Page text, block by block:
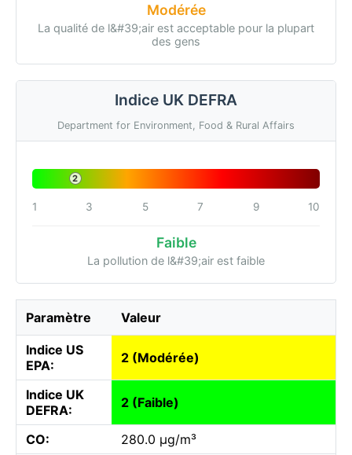
Modérée
La qualité de l&#39;air est acceptable pour la plupart
des gens
Indice UK DEFRA
Department for Environment, Food & Rural Affairs
2
1 3 5 7 9 10
Faible
La pollution de l&#39;air est faible
Paramètre Valeur
Indice US
EPA:
2 (Modérée)
Indice UK
DEFRA:
2 (Faible)
CO:
280.0 µg/m³